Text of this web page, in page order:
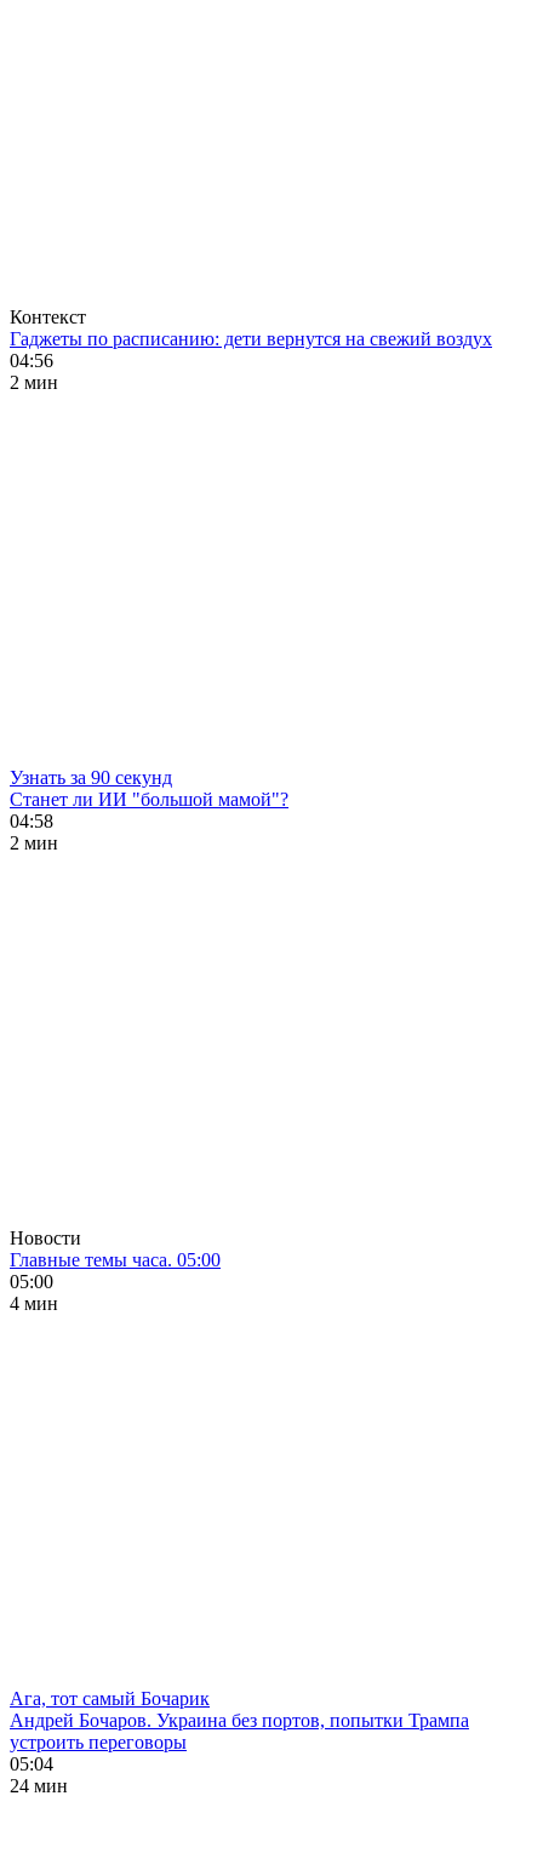
Контекст
Гаджеты по расписанию: дети вернутся на свежий воздух
04:56
2 мин
Узнать за 90 секунд
Станет ли ИИ "большой мамой"?
04:58
2 мин
Новости
Главные темы часа. 05:00
05:00
4 мин
Ага, тот самый Бочарик
Андрей Бочаров. Украина без портов, попытки Трампа
устроить переговоры
05:04
24 мин